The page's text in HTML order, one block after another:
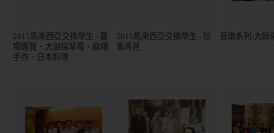
2015馬來西亞交換學生 - 農
場導覽、大湖採草莓、麻糬
手作、日本料理
2015馬來西亞交換學生 - 珍
重再見
音樂系列-大師